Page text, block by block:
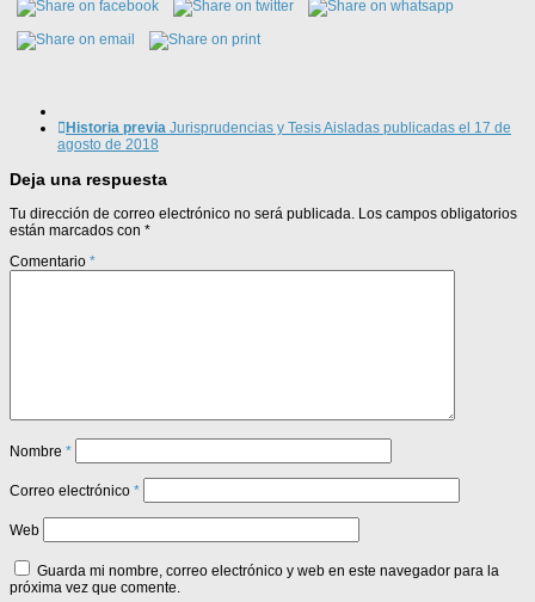
Historia previa Jurisprudencias y Tesis Aisladas publicadas el 17 de
agosto de 2018
Deja una respuesta
Tu dirección de correo electrónico no será publicada. Los campos obligatorios
están marcados con *
Comentario *
Nombre *
Correo electrónico *
Web
Guarda mi nombre, correo electrónico y web en este navegador para la
próxima vez que comente.